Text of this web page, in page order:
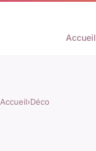
Accueil
Accueil›Déco